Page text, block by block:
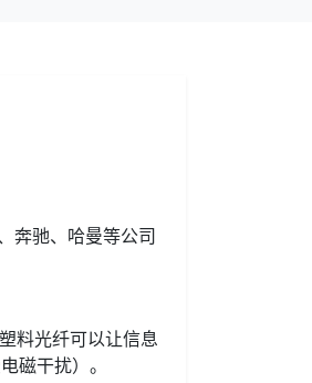
奔驰、哈曼等公司
料光纤可以让信息
磁干扰）。